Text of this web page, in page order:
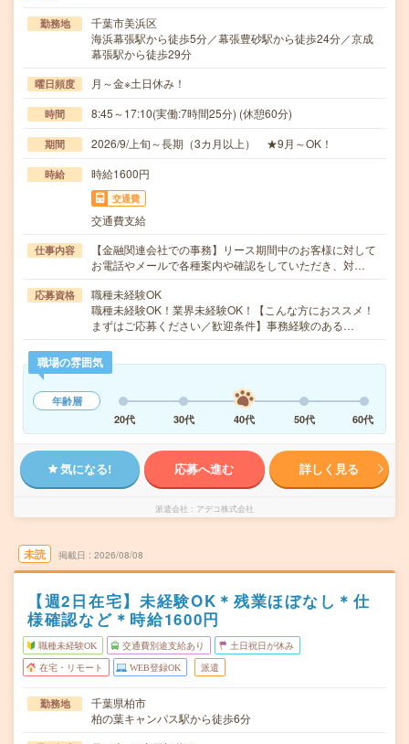
勤務地
千葉市美浜区
海浜幕張駅から徒歩5分／幕張豊砂駅から徒歩24分／京成
幕張駅から徒歩29分
曜日頻度 月～金※土日休み！
時間 8:45～17:10(実働:7時間25分) (休憩60分)
期間 2026/9/上旬～長期（3カ月以上） ★9月～OK！
時給 時給1600円
交通費
交通費支給
仕事内容
【金融関連会社での事務】リース期間中のお客様に対して
お電話やメールで各種案内や確認をしていただき、対…
応募資格
職種未経験OK
職種未経験OK！業界未経験OK！【こんな方におススメ！
まずはご応募ください／歓迎条件】事務経験のある…
職場の雰囲気
年齢層
20代
30代 40代 50代 60代
気になる! 応募へ進む 詳しく見る
派遣会社 アデコ株式会社
未読 掲載日 2026/08/08
【週2日在宅】未経験OK＊残業ほぼなし＊仕
様確認など＊時給1600円
職種未経験OK 交通費別途支給あり 土日祝日が休み
在宅・リモート WEB登録OK 派遣
勤務地
千葉県柏市
柏の葉キャンパス駅から徒歩6分